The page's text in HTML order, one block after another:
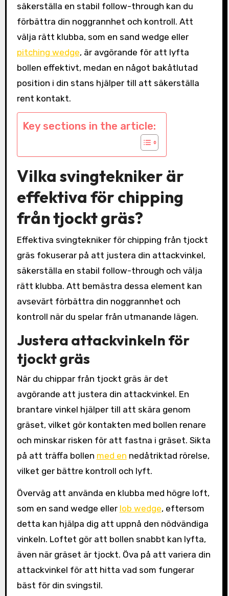
säkerställa en stabil follow-through kan du
förbättra din noggrannhet och kontroll. Att
välja rätt klubba, som en sand wedge eller
pitching wedge, är avgörande för att lyfta
bollen effektivt, medan en något bakåtlutad
position i din stans hjälper till att säkerställa
rent kontakt.
Key sections in the article:
Vilka svingtekniker är
effektiva för chipping
från tjockt gräs?
Effektiva svingtekniker för chipping från tjockt
gräs fokuserar på att justera din attackvinkel,
säkerställa en stabil follow-through och välja
rätt klubba. Att bemästra dessa element kan
avsevärt förbättra din noggrannhet och
kontroll när du spelar från utmanande lägen.
Justera attackvinkeln för
tjockt gräs
När du chippar från tjockt gräs är det
avgörande att justera din attackvinkel. En
brantare vinkel hjälper till att skära genom
gräset, vilket gör kontakten med bollen renare
och minskar risken för att fastna i gräset. Sikta
på att träffa bollen med en nedåtriktad rörelse,
vilket ger bättre kontroll och lyft.
Överväg att använda en klubba med högre loft,
som en sand wedge eller lob wedge, eftersom
detta kan hjälpa dig att uppnå den nödvändiga
vinkeln. Loftet gör att bollen snabbt kan lyfta,
även när gräset är tjockt. Öva på att variera din
attackvinkel för att hitta vad som fungerar
bäst för din svingstil.